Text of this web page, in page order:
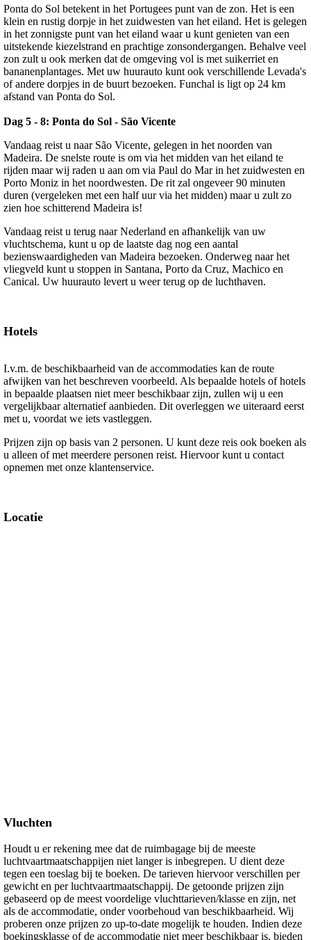
Ponta do Sol betekent in het Portugees punt van de zon. Het is een
klein en rustig dorpje in het zuidwesten van het eiland. Het is gelegen
in het zonnigste punt van het eiland waar u kunt genieten van een
uitstekende kiezelstrand en prachtige zonsondergangen. Behalve veel
zon zult u ook merken dat de omgeving vol is met suikerriet en
bananenplantages. Met uw huurauto kunt ook verschillende Levada's
of andere dorpjes in de buurt bezoeken. Funchal is ligt op 24 km
afstand van Ponta do Sol.
Dag 5 - 8: Ponta do Sol - São Vicente
Vandaag reist u naar São Vicente, gelegen in het noorden van
Madeira. De snelste route is om via het midden van het eiland te
rijden maar wij raden u aan om via Paul do Mar in het zuidwesten en
Porto Moniz in het noordwesten. De rit zal ongeveer 90 minuten
duren (vergeleken met een half uur via het midden) maar u zult zo
zien hoe schitterend Madeira is!
Vandaag reist u terug naar Nederland en afhankelijk van uw
vluchtschema, kunt u op de laatste dag nog een aantal
bezienswaardigheden van Madeira bezoeken. Onderweg naar het
vliegveld kunt u stoppen in Santana, Porto da Cruz, Machico en
Canical. Uw huurauto levert u weer terug op de luchthaven.
Hotels
I.v.m. de beschikbaarheid van de accommodaties kan de route
afwijken van het beschreven voorbeeld. Als bepaalde hotels of hotels
in bepaalde plaatsen niet meer beschikbaar zijn, zullen wij u een
vergelijkbaar alternatief aanbieden. Dit overleggen we uiteraard eerst
met u, voordat we iets vastleggen.
Prijzen zijn op basis van 2 personen. U kunt deze reis ook boeken als
u alleen of met meerdere personen reist. Hiervoor kunt u contact
opnemen met onze klantenservice.
Locatie
Vluchten
Houdt u er rekening mee dat de ruimbagage bij de meeste
luchtvaartmaatschappijen niet langer is inbegrepen. U dient deze
tegen een toeslag bij te boeken. De tarieven hiervoor verschillen per
gewicht en per luchtvaartmaatschappij. De getoonde prijzen zijn
gebaseerd op de meest voordelige vluchttarieven/klasse en zijn, net
als de accommodatie, onder voorbehoud van beschikbaarheid. Wij
proberen onze prijzen zo up-to-date mogelijk te houden. Indien deze
boekingsklasse of de accommodatie niet meer beschikbaar is, bieden